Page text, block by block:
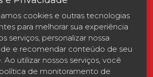
Verificada por
cookies e outras tecnologias
para melhorar sua experiência
serviços, personalizar nossa
e recomendar conteúdo de seu
Ao utilizar nossos serviços, você
de monitoramento de